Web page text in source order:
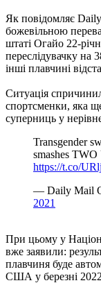
Як повідомляє
божевільною
штаті Огайо 22-
переслідувачку
інші плавчині
Ситуація
спортсменки, яка
суперниць у
Transgender
smashes
https://t.co/
— Daily Mail
2021
При цьому у
вже заявили:
плавчиня буде
США у березні